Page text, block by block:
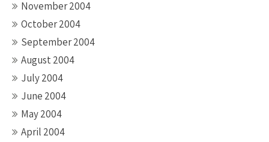
November 2004
October 2004
September 2004
August 2004
July 2004
June 2004
May 2004
April 2004